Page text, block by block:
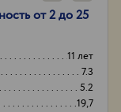
от 2 до 25
11 лет
7.3
5.2
19,7